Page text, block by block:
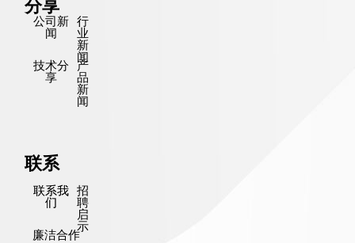
分享
公司新
闻
行
业
新
闻
技术分
享
产
品
新
闻
联系
联系我
们
招
聘
启
示
廉洁合作